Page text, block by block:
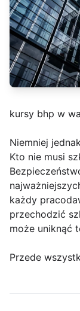
kursy bhp w
Niemniej
Kto nie musi
każdy
przechodzić
może uniknąć
Przede